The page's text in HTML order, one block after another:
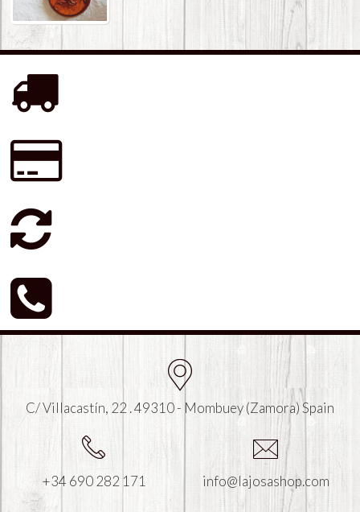
C/ Villacastín, 22 . 49310 - Mombuey (Zamora) Spain
+34 690 282 171 info@lajosashop.com